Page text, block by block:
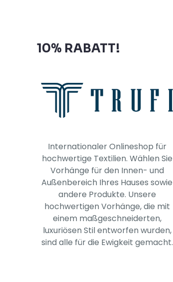
10% RABATT!
Internationaler Onlineshop für
hochwertige Textilien. Wählen Sie
Vorhänge für den Innen- und
Außenbereich Ihres Hauses sowie
andere Produkte. Unsere
hochwertigen Vorhänge, die mit
einem maßgeschneiderten,
luxuriösen Stil entworfen wurden,
sind alle für die Ewigkeit gemacht.